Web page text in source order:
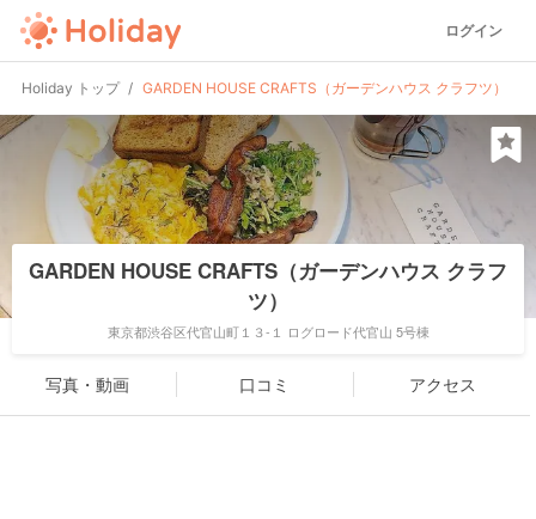
ログイン
Holiday トップ GARDEN HOUSE CRAFTS（ガーデンハウス クラフツ）
GARDEN HOUSE CRAFTS（ガーデンハウス クラフ
ツ）
東京都渋谷区代官山町１３-１ ログロード代官山 5号棟
写真・動画 口コミ アクセス